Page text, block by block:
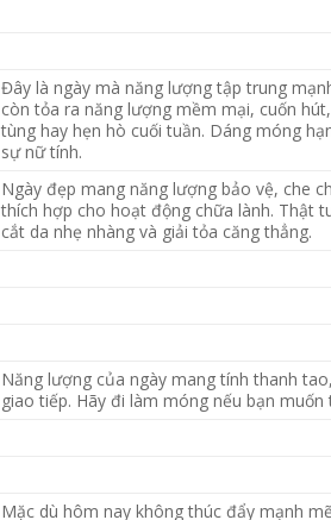
Đây là ngày mà năng lượng tập trung
còn tỏa ra năng lượng mềm mại, cuốn
tùng hay hẹn hò cuối tuần. Dáng móng
sự nữ tính.
Ngày đẹp mang năng lượng bảo vệ, che
thích hợp cho hoạt động chữa lành. Thật
cắt da nhẹ nhàng và giải tỏa căng thẳng.
Năng lượng của ngày mang tính thanh
giao tiếp. Hãy đi làm móng nếu bạn
Mặc dù hôm nay không thúc đẩy mạnh